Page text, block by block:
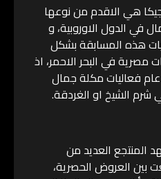
هي الاقدم من نوعها
في الدول الاوروبية، و
هذه المسابقة بشكل
منتجعات مصرية في البحر الاحمر، اذ
فعاليات مكلة جمال
شرم الشيخ او الغردقة.
المنتجع العديد من
بين العروض الحصرية،